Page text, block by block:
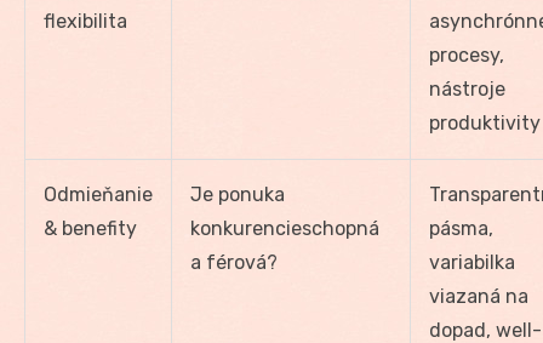
flexibilita
procesy,
nástroje
produktivity
Odmieňanie
& benefity
Je ponuka
konkurencieschopná
a férová?
pásma,
variabilka
viazaná na
dopad, well-